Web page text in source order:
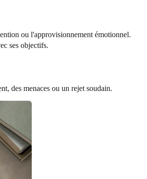
ou l'approvisionnement émotionnel.
ses objectifs.
des menaces ou un rejet soudain.